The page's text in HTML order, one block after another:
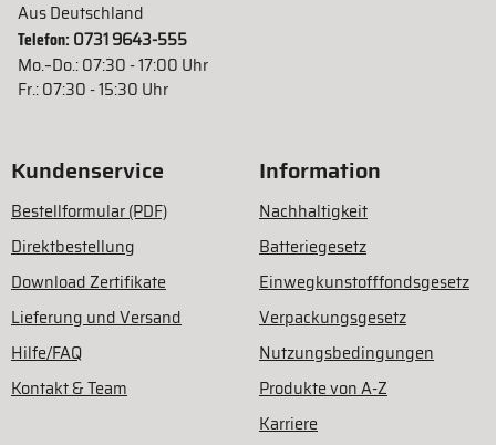
Aus Deutschland
Telefon: 0731 9643-555
Mo.–Do.: 07:30 - 17:00 Uhr
Fr.: 07:30 - 15:30 Uhr
Kundenservice
Bestellformular (PDF)
Direktbestellung
Download Zertifikate
Lieferung und Versand
Hilfe/FAQ
Kontakt & Team
Information
Nachhaltigkeit
Batteriegesetz
Einwegkunstofffondsgesetz
Verpackungsgesetz
Nutzungsbedingungen
Produkte von A-Z
Karriere